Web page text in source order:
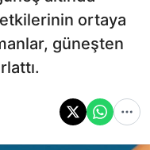
ortaya
güneşten